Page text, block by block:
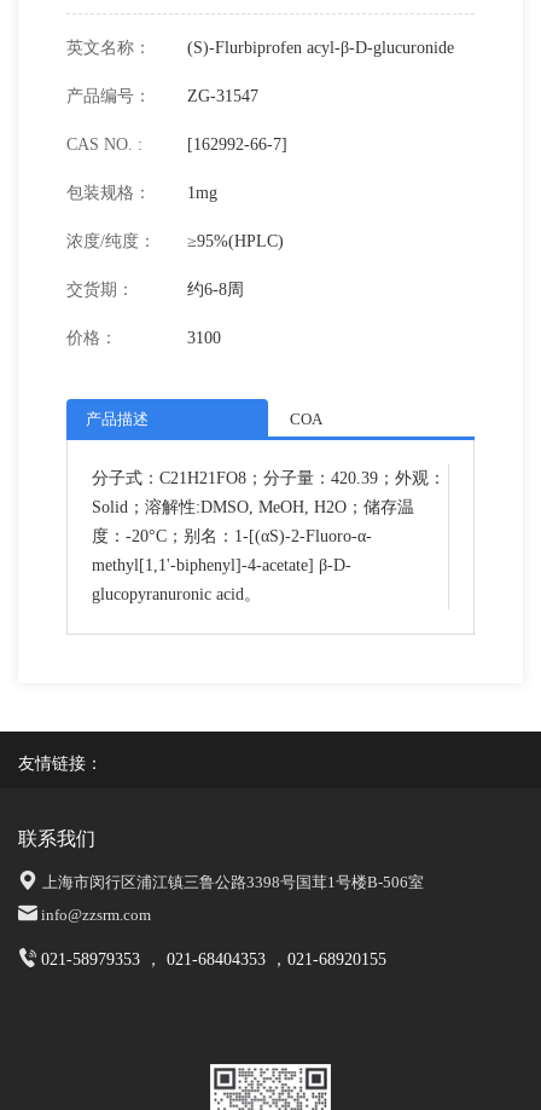
英文名称： (S)-Flurbiprofen acyl-β-D-glucuronide
产品编号： ZG-31547
CAS NO. : [162992-66-7]
包装规格： 1mg
浓度/纯度： ≥95%(HPLC)
交货期： 约6-8周
价格： 3100
产品描述 COA
分子式：C21H21FO8；分子量：420.39；外观：
Solid；溶解性:DMSO, MeOH, H2O；储存温
度：-20°C；别名：1-[(αS)-2-Fluoro-α-
methyl[1,1'-biphenyl]-4-acetate] β-D-
glucopyranuronic acid。
友情链接：
联系我们
上海市闵行区浦江镇三鲁公路3398号国茸1号楼B-506室
info@zzsrm.com
021-58979353 ， 021-68404353 ，021-68920155